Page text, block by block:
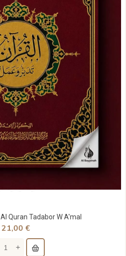
القرآن تدبر وعمل Al Quran Tadabor W A'mal
21,00 €